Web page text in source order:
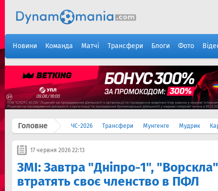
Новини Команда Матчі Трансфери Блоги Фото
Головне ЧС-2026 Трансфери Мунгенге Мудрик
17 червня 2026 22:13
ЗМІ: Завтра "Дніпро-1",
втратять своє членство в ПФЛ